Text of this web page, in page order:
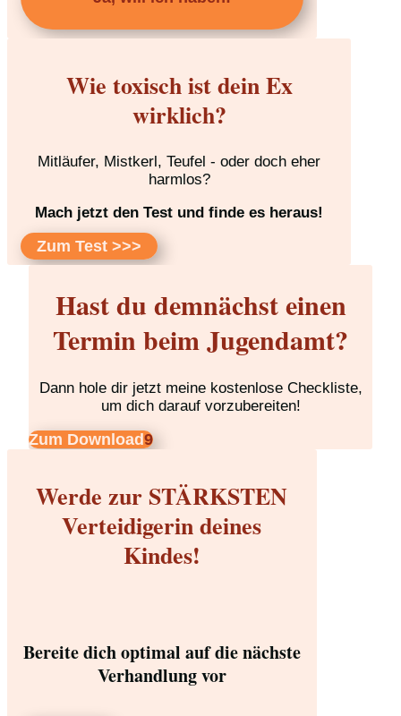
Wie toxisch ist dein Ex
wirklich?
Mitläufer, Mistkerl, Teufel - oder doch eher
harmlos?
Mach jetzt den Test und finde es heraus!
Zum Test >>>
Hast du demnächst einen
Termin beim Jugendamt?
Dann hole dir jetzt meine kostenlose Checkliste,
um dich darauf vorzubereiten!
Zum Download
Werde zur STÄRKSTEN
Verteidigerin deines
Kindes!
Bereite dich optimal auf die nächste
Verhandlung vor